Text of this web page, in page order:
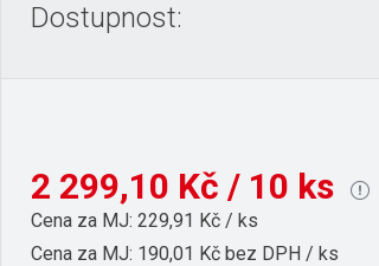
Dostupnost:
2 299,10 Kč / 10 ks
Cena za MJ: 229,91 Kč / ks
Cena za MJ: 190,01 Kč bez DPH / ks